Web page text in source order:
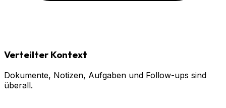
Verteilter Kontext
Dokumente, Notizen, Aufgaben und Follow-ups sind
überall.